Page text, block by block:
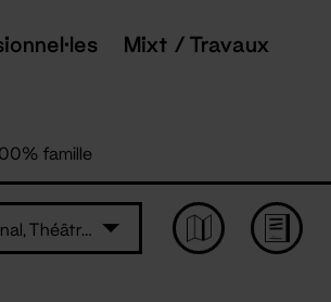
Mixt / Travaux
famille
Le Canal, Théâtre du Pays de Redon